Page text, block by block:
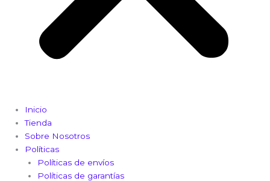
Inicio
Tienda
Sobre Nosotros
Políticas
Políticas de envíos
Políticas de garantías